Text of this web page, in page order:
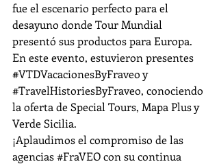
fue el escenario perfecto para el
desayuno donde Tour Mundial
presentó sus productos para Europa.
En este evento, estuvieron presentes
#VTDVacacionesByFraveo y
#TravelHistoriesByFraveo, conociendo
la oferta de Special Tours, Mapa Plus y
Verde Sicilia.
¡Aplaudimos el compromiso de las
agencias #FraVEO con su continua